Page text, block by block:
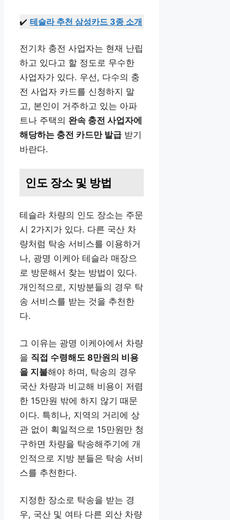
✔️ 테슬라 추천 삼성카드 3종 소개
전기차 충전 사업자는 현재 난립
하고 있다고 할 정도로 무수한
사업자가 있다. 우선, 다수의 충
전 사업자 카드를 신청하지 말
고, 본인이 거주하고 있는 아파
트나 주택의 완속 충전 사업자에
해당하는 충전 카드만 발급 받기
바란다.
인도 장소 및 방법
테슬라 차량의 인도 장소는 주문
시 2가지가 있다. 다른 국산 차
량처럼 탁송 서비스를 이용하거
나, 광명 이케아 테슬라 매장으
로 방문해서 찾는 방법이 있다.
개인적으로, 지방분들의 경우 탁
송 서비스를 받는 것을 추천한
다.
그 이유는 광명 이케아에서 차량
을 직접 수령해도 8만원의 비용
을 지불해야 하며, 탁송의 경우
국산 차량과 비교해 비용이 저렴
한 15만원 밖에 하지 않기 때문
이다. 특히나, 지역의 거리에 상
관 없이 획일적으로 15만원만 청
구하면 차량을 탁송해주기에 개
인적으로 지방 분들은 탁송 서비
스를 추천한다.
지정한 장소로 탁송을 받는 경
우, 국산 및 여타 다른 외산 차량